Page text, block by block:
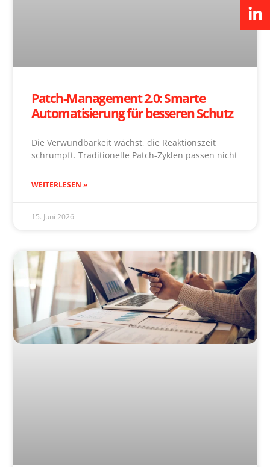
Patch-Management 2.0: Smarte
Automatisierung für besseren Schutz
Die Verwundbarkeit wächst, die Reaktionszeit
schrumpft. Traditionelle Patch-Zyklen passen nicht
WEITERLESEN »
15. Juni 2026